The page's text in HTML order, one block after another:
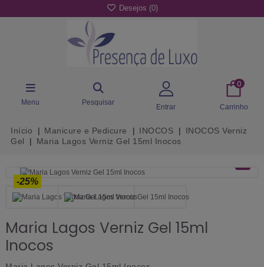
Desejos (0)
Menu Pesquisar
Entrar
0
Carrinho
Início Manicure e Pedicure INOCOS
INOCOS Verniz
Gel
Maria Lagos Verniz Gel 15ml Inocos
-25%
Maria Lagos Verniz Gel 15ml
Inocos